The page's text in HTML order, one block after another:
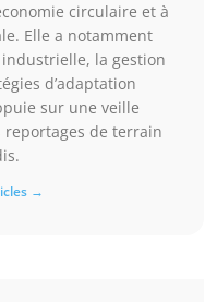
circulaire et à
Elle a notamment
la gestion
d’adaptation
sur une veille
de terrain
→